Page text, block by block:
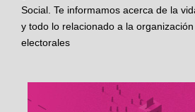
Social. Te informamos acerca de la
y todo lo relacionado a la
electorales